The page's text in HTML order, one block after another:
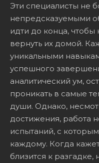
Эти специалисты не
непредсказуемыми
идти до конца,
вернуть их домой.
уникальными
успешного
аналитический ум,
проникать в самые
души. Однако,
достижения, работа
испытаний, с
каждому. Когда
близится к разгадке,